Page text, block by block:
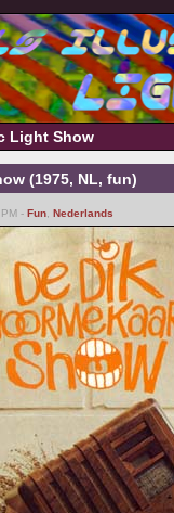
Light Show
(1975, NL, fun)
- Fun, Nederlands